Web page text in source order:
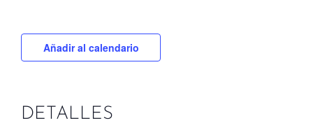
Añadir al calendario
DETALLES